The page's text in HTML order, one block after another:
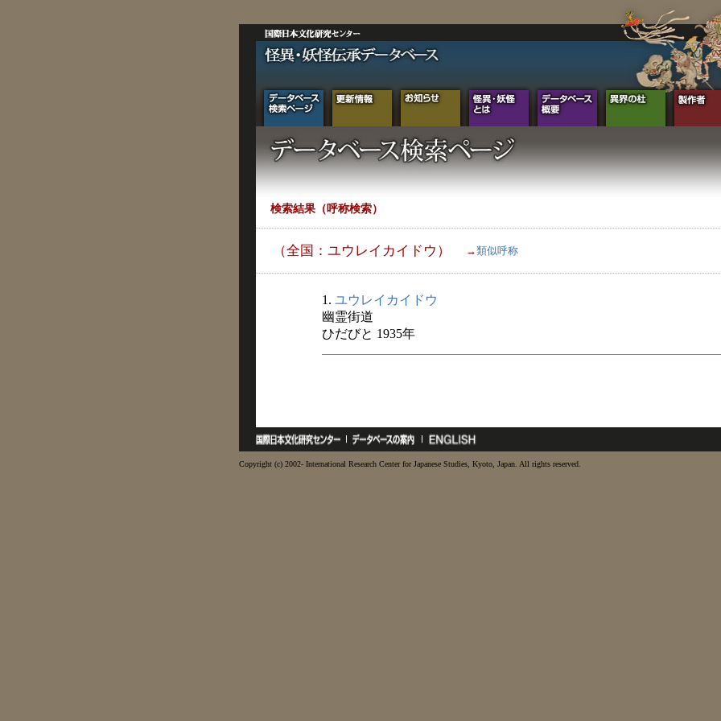
検索結果（呼称検索）
（全国：ユウレイカイドウ） →類似呼称
1. ユウレイカイドウ
幽霊街道
ひだびと 1935年
Copyright (c) 2002- International Research Center for Japanese Studies, Kyoto, Japan. All rights reserved.